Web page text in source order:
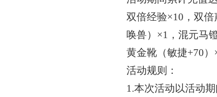
双倍经验×10，双
唤兽） ×1，混元马
黄金靴（敏捷+70）
活动规则：
1.本次活动以活动